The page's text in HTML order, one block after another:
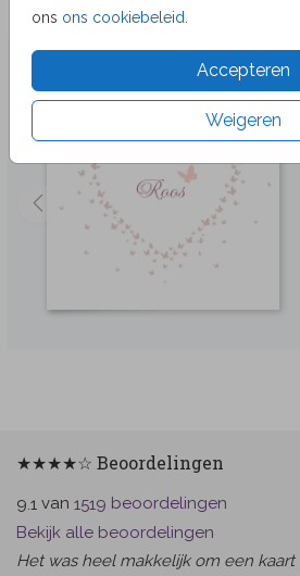
ons ons cookiebeleid
Accepteren
Weigeren
Veel gekozen producten
★★★★☆ Beoordelingen
9.1 van 1519 beoordelingen
Bekijk alle beoordelingen
Het was heel makkelijk om een kaart